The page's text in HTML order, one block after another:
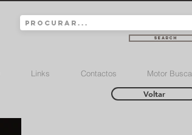
Search
Links Contactos Motor Busca
Voltar